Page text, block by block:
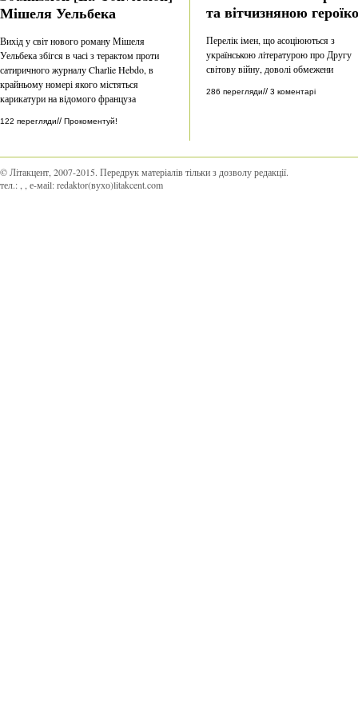
Мішеля Уельбека
Вихід у світ нового роману Мішеля
Уельбека збігся в часі з терактом проти
сатиричного журналу Charlie Hebdo, в
крайньому номері якого містяться
карикатури на відомого француза
122 перегляди// Прокоментуй!
та вітчизняною
Перелік імен, що асоціюються з
українською літературою про Другу
світову війну, доволі обмежени
286 перегляди// 3 коментарі
© Літакцент, 2007-2015. Передрук матеріалів тільки з дозволу редакції.
тел.:
, е-маіl:redaktor(вухо)litakcent.com